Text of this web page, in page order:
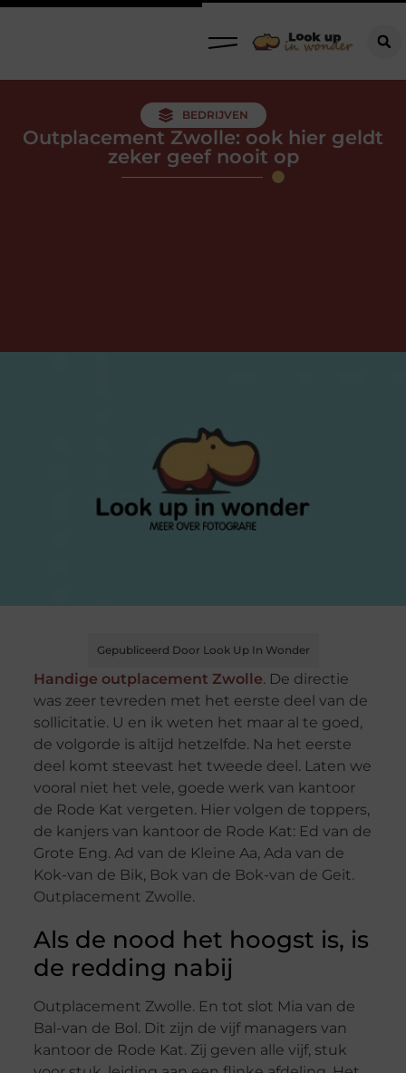
BEDRIJVEN
Outplacement Zwolle: ook hier geldt
zeker geef nooit op
Gepubliceerd Door Look Up In Wonder
Handige outplacement Zwolle. De directie
was zeer tevreden met het eerste deel van de
sollicitatie. U en ik weten het maar al te goed,
de volgorde is altijd hetzelfde. Na het eerste
deel komt steevast het tweede deel. Laten we
vooral niet het vele, goede werk van kantoor
de Rode Kat vergeten. Hier volgen de toppers,
de kanjers van kantoor de Rode Kat: Ed van de
Grote Eng. Ad van de Kleine Aa, Ada van de
Kok-van de Bik, Bok van de Bok-van de Geit.
Outplacement Zwolle.
Als de nood het hoogst is, is
de redding nabij
Outplacement Zwolle. En tot slot Mia van de
Bal-van de Bol. Dit zijn de vijf managers van
kantoor de Rode Kat. Zij geven alle vijf, stuk